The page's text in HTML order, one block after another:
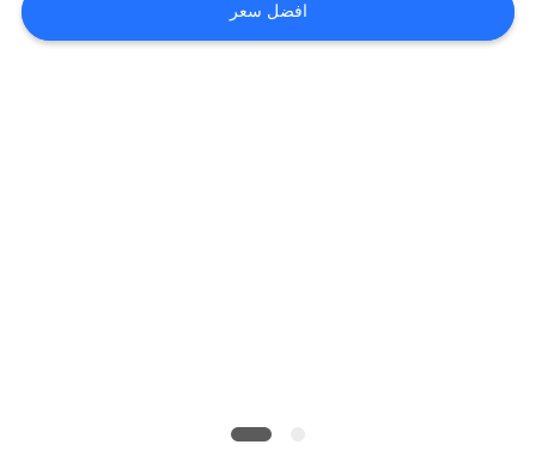
اطلب
افضل سعر